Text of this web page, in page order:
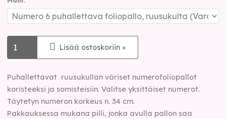
Lisää ostoskoriin »
Puhallettavat ruusukullan väriset numerofoliopallot
koristeeksi ja somisteisiin. Valitse yksittäiset numerot.
Täytetyn numeron korkeus n. 34 cm.
Pakkauksessa mukana pilli, jonka avulla pallon saa